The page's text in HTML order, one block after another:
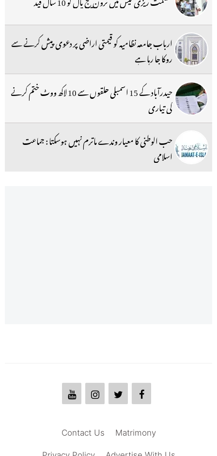
ارباب جامعہ نظامیہ کو قیمتی اراضی پر دعوی پیش کرنے سے
روکا جا رہا ہے
حیدرآباد کے 15 اسمبلی حلقوں سے 10 لاکھ ووٹ ختم کرنے
کی تیاری
حب الوطنی کا معیار وندے ماترم نہیں ہوسکتا : جماعت
اسلامی
Matrimony
Contact Us